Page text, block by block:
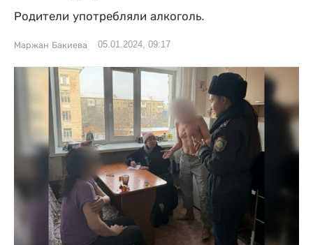
Родители употребляли алкоголь.
Маржан Бакиева 05.01.2024, 09:17